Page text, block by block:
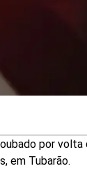
por volta
em Tubarão.